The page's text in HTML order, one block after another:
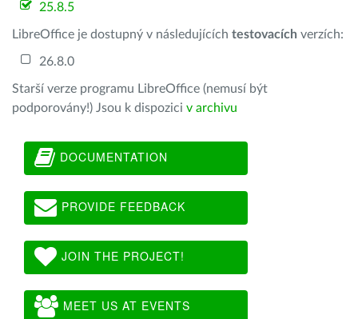
25.8.5
LibreOffice je dostupný v následujících testovacích verzích:
26.8.0
Starší verze programu LibreOffice (nemusí být
podporovány!) Jsou k dispozici v archivu
DOCUMENTATION
PROVIDE FEEDBACK
JOIN THE PROJECT!
MEET US AT EVENTS